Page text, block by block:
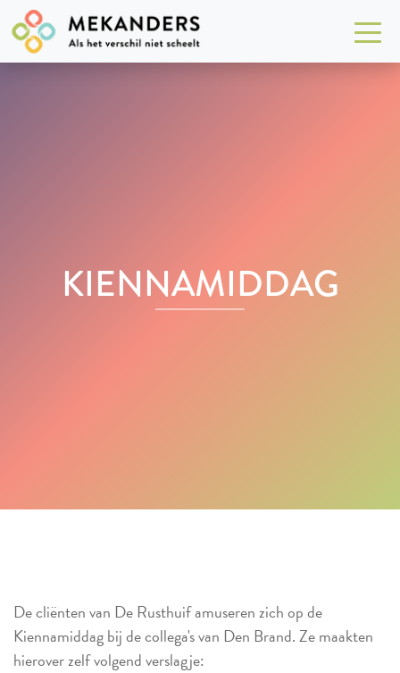
KIENNAMIDDAG
De cliënten van De Rusthuif amuseren zich op de
Kiennamiddag bij de collega's van Den Brand. Ze maakten
hierover zelf volgend verslagje: